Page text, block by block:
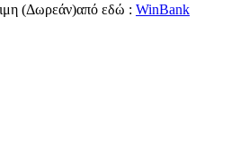
(Δωρεάν)από εδώ : WinBank